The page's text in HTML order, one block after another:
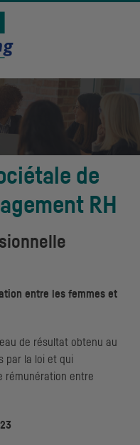
de
RH
entre les femmes et
de résultat obtenu au
par la loi et qui
rémunération entre